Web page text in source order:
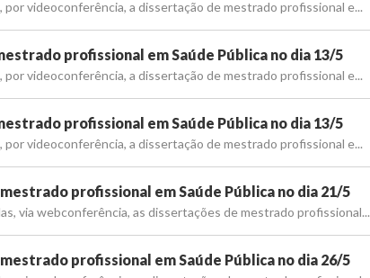
por videoconferência, a dissertação de mestrado profissional e...
profissional em Saúde Pública no dia 13/5
por videoconferência, a dissertação de mestrado profissional e...
profissional em Saúde Pública no dia 13/5
por videoconferência, a dissertação de mestrado profissional e...
profissional em Saúde Pública no dia 21/5
via webconferência, as dissertações de mestrado profissional...
profissional em Saúde Pública no dia 26/5